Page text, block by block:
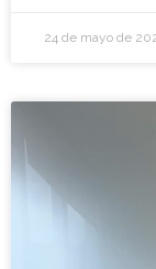
24 de mayo de